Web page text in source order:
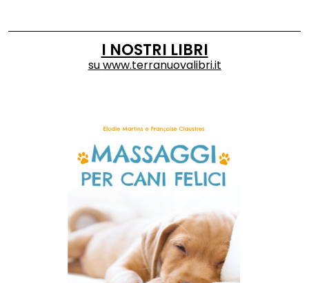
I NOSTRI LIBRI
suwww.terranuovalibri.it